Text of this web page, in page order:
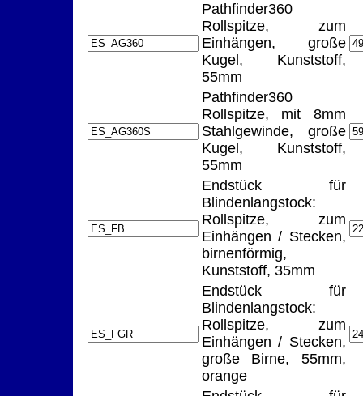
Pathfinder360
Rollspitze, zum
Einhängen, große
Kugel, Kunststoff,
55mm
Pathfinder360
Rollspitze, mit 8mm
Stahlgewinde, große
Kugel, Kunststoff,
55mm
Endstück für
Blindenlangstock:
Rollspitze, zum
Einhängen / Stecken,
birnenförmig,
Kunststoff, 35mm
Endstück für
Blindenlangstock:
Rollspitze, zum
Einhängen / Stecken,
große Birne, 55mm,
orange